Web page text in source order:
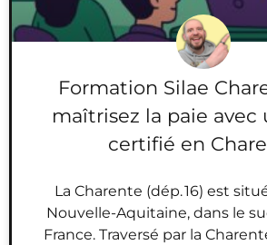
Formation Silae
maîtrisez la paie avec
certifié en
La Charente (dép. 16) est
Nouvelle-Aquitaine, dans le
France. Traversé par la